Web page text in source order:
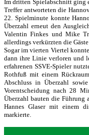
Im dritten Spielabschnitt ging
Treffer antworteten die
22. Spielminute konnte
Überzahl erneut den
Valentin Finkes und Mike
allerdings verkürzten die
Sogar im vierten Viertel
dann ihre Linie verloren und
erfahrenen SSVE-Spieler
Rothfuß mit einem
Abschluss in Überzahl
Vorentscheidung nach 28
Überzahl bauten die Führung
Hannes Glaser mit einem
markierte.